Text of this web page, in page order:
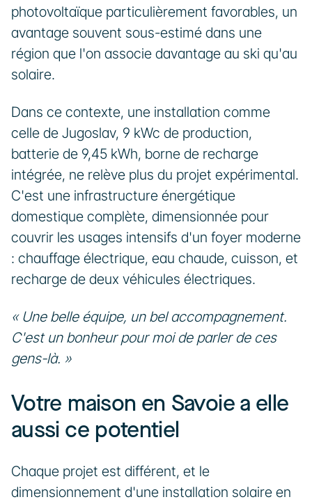
photovoltaïque particulièrement favorables, un
avantage souvent sous-estimé dans une
région que l'on associe davantage au ski qu'au
solaire.
Dans ce contexte, une installation comme
celle de Jugoslav, 9 kWc de production,
batterie de 9,45 kWh, borne de recharge
intégrée, ne relève plus du projet expérimental.
C'est une infrastructure énergétique
domestique complète, dimensionnée pour
couvrir les usages intensifs d'un foyer moderne
: chauffage électrique, eau chaude, cuisson, et
recharge de deux véhicules électriques.
« Une belle équipe, un bel accompagnement.
C'est un bonheur pour moi de parler de ces
gens-là. »
Votre maison en Savoie a elle
aussi ce potentiel
Chaque projet est différent, et le
dimensionnement d'une installation solaire en